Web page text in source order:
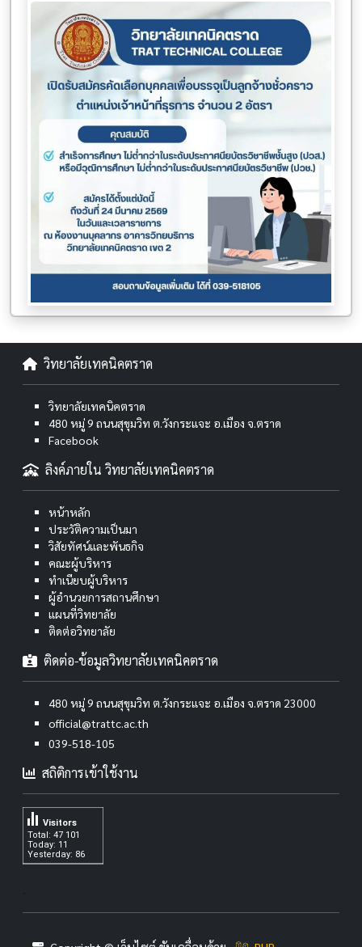
วิทยาลัยเทคนิคตราด
วิทยาลัยเทคนิคตราด
480 หมู่ 9 ถนนสุขุมวิท ต.วังกระแจะ อ.เมือง จ.ตราด
Facebook
ลิงค์ภายใน วิทยาลัยเทคนิคตราด
หน้าหลัก
ประวัติความเป็นมา
วิสัยทัศน์และพันธกิจ
คณะผู้บริหาร
ทำเนียบผู้บริหาร
ผู้อำนวยการสถานศึกษา
แผนที่วิทยาลัย
ติดต่อวิทยาลัย
ติดต่อ-ข้อมูลวิทยาลัยเทคนิคตราด
480 หมู่ 9 ถนนสุขุมวิท ต.วังกระแจะ อ.เมือง จ.ตราด 23000
official@trattc.ac.th
039-518-105
สถิติการเข้าใช้งาน
Total: 47 101
Today: 11
Yesterday: 86
Visitors